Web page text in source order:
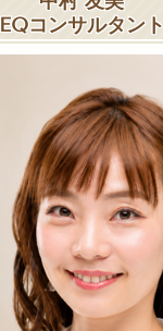
EQコンサルタント